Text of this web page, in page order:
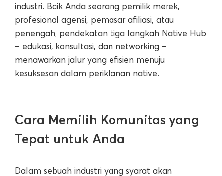
industri. Baik Anda seorang pemilik merek,
profesional agensi, pemasar afiliasi, atau
penengah, pendekatan tiga langkah Native Hub
– edukasi, konsultasi, dan networking –
menawarkan jalur yang efisien menuju
kesuksesan dalam periklanan native.
Cara Memilih Komunitas yang
Tepat untuk Anda
Dalam sebuah industri yang syarat akan